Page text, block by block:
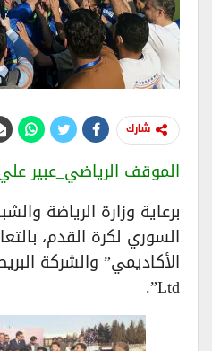
شارك
الموقف الرياضي_عبير علي
برعاية وزارة الرياضة
Ltd”.